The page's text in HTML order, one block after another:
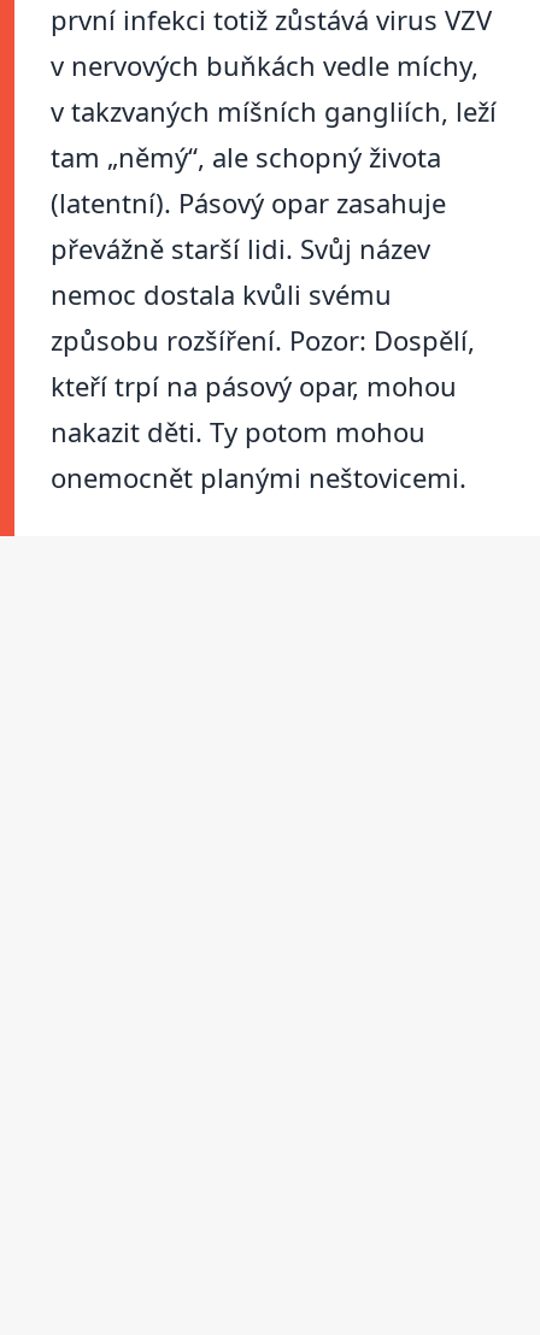
první infekci totiž zůstává virus VZV
v nervových buňkách vedle míchy,
v takzvaných míšních gangliích, leží
tam „němý“, ale schopný života
(latentní). Pásový opar zasahuje
převážně starší lidi. Svůj název
nemoc dostala kvůli svému
způsobu rozšíření. Pozor: Dospělí,
kteří trpí na pásový opar, mohou
nakazit děti. Ty potom mohou
onemocnět planými neštovicemi.